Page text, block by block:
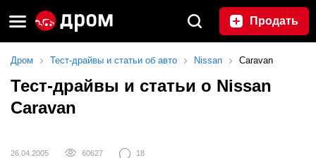
Продать
Дром Тест-драйвы и статьи об авто Nissan Caravan
Тест-драйвы и статьи о Nissan
Caravan
26.04.2005 60627 18